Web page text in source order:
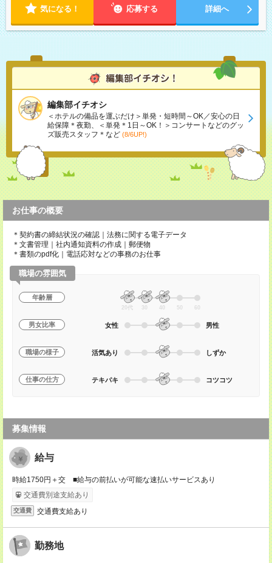
気になる！ 応募する 詳細へ
編集部イチオシ
＜ホテルの備品を運ぶだけ＞単発・短時間～OK／安心の日
給保障＊夜勤、＜単発＊1日～OK！＞コンサートなどのグッ
ズ販売スタッフ＊など (8/6UP!)
お仕事の概要
＊契約書の締結状況の確認｜法務に関する電子データ
＊文書管理｜社内通知資料の作成｜郵便物
＊書類のpdf化｜電話応対などの事務のお仕事
職場の雰囲気
年齢層
20代 30 40 50 60
男女比率 女性 男性
職場の様子 活気あり しずか
仕事の仕方 テキパキ コツコツ
募集情報
給与
時給1750円＋交 ■給与の前払いが可能な速払いサービスあり
交通費別途支給あり
交通費 交通費支給あり
勤務地